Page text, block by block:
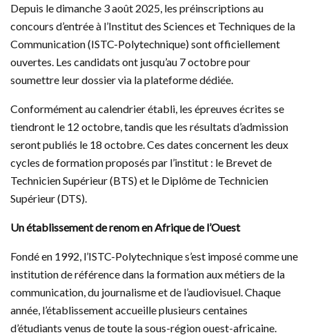
Depuis le dimanche 3 août 2025, les préinscriptions au
concours d’entrée à l’Institut des Sciences et Techniques de la
Communication (ISTC-Polytechnique) sont officiellement
ouvertes. Les candidats ont jusqu’au 7 octobre pour
soumettre leur dossier via la plateforme dédiée.
Conformément au calendrier établi, les épreuves écrites se
tiendront le 12 octobre, tandis que les résultats d’admission
seront publiés le 18 octobre. Ces dates concernent les deux
cycles de formation proposés par l’institut : le Brevet de
Technicien Supérieur (BTS) et le Diplôme de Technicien
Supérieur (DTS).
Un établissement de renom en Afrique de l’Ouest
Fondé en 1992, l’ISTC-Polytechnique s’est imposé comme une
institution de référence dans la formation aux métiers de la
communication, du journalisme et de l’audiovisuel. Chaque
année, l’établissement accueille plusieurs centaines
d’étudiants venus de toute la sous-région ouest-africaine.